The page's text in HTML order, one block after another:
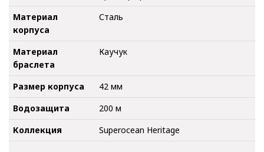
Материал
корпуса
Сталь
Материал
браслета
Каучук
Размер корпуса
42 мм
Водозащита
200 м
Коллекция
Superocean Heritage